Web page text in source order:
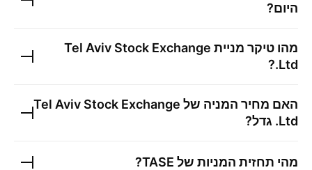
היום?
מהו טיקר מניית Tel Aviv Stock Exchange
Ltd.
?
האם מחיר המניה של Tel Aviv Stock Exchange
Ltd. גדל?
מהי תחזית המניות של TASE
?